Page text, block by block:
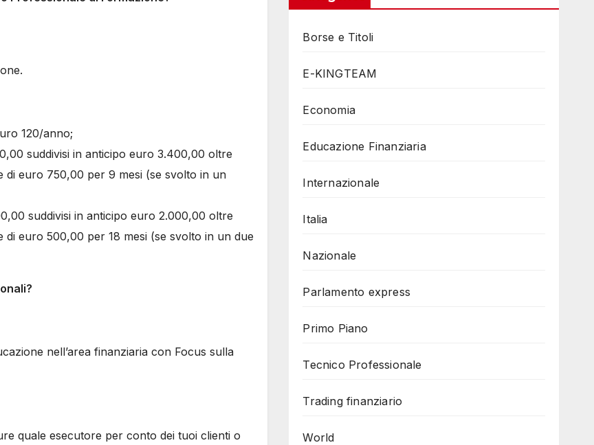
120/anno;
suddivisi in anticipo euro 3.400,00 oltre
di euro 750,00 per 9 mesi (se svolto in un
suddivisi in anticipo euro 2.000,00 oltre
euro 500,00 per 18 mesi (se svolto in un due
nell’area finanziaria con Focus sulla
quale esecutore per conto dei tuoi clienti o
Borse e Titoli
E-KINGTEAM
Economia
Educazione Finanziaria
Internazionale
Italia
Nazionale
Parlamento express
Primo Piano
Tecnico Professionale
Trading finanziario
World